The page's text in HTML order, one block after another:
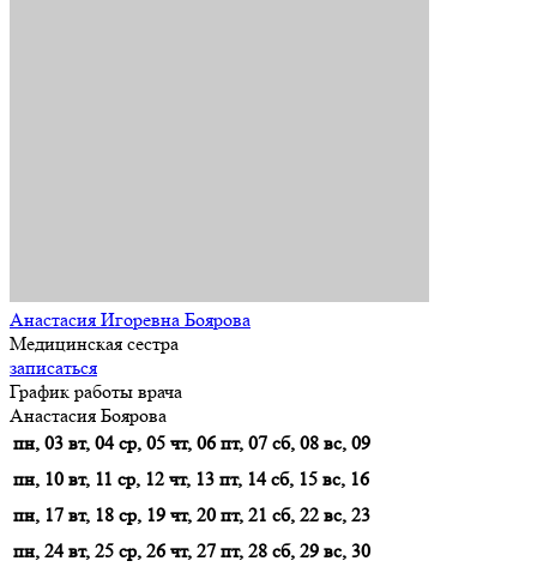
Анастасия Игоревна Боярова
Медицинская сестра
записаться
График работы врача
Анастасия Боярова
пн, 03 вт, 04 ср, 05 чт, 06 пт, 07 сб, 08 вс, 09
пн, 10 вт, 11 ср, 12 чт, 13 пт, 14 сб, 15 вс, 16
пн, 17 вт, 18 ср, 19 чт, 20 пт, 21 сб, 22 вс, 23
пн, 24 вт, 25 ср, 26 чт, 27 пт, 28 сб, 29 вс, 30